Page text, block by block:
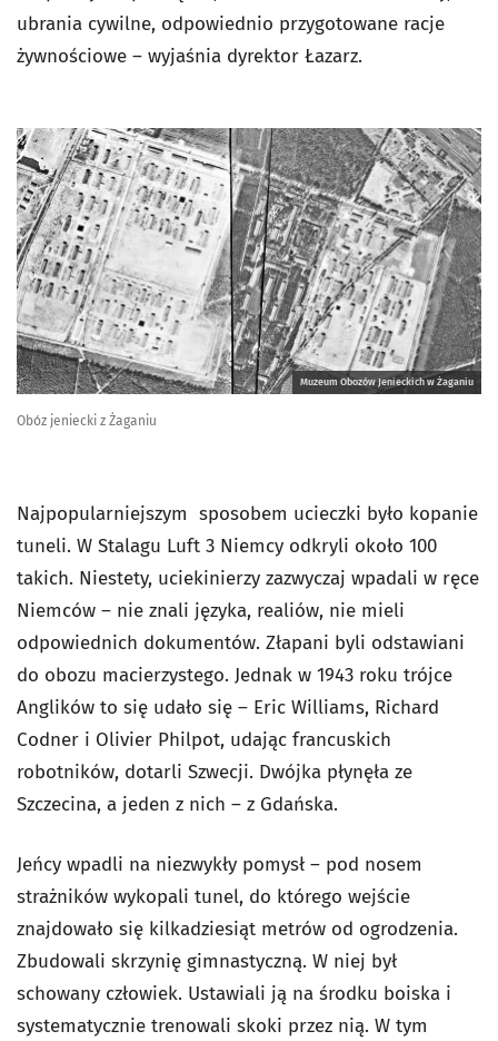
ubrania cywilne, odpowiednio przygotowane racje
żywnościowe – wyjaśnia dyrektor Łazarz.
Muzeum Obozów Jenieckich w Żaganiu
Obóz jeniecki z Żaganiu
Najpopularniejszym sposobem ucieczki było kopanie
tuneli. W Stalagu Luft 3 Niemcy odkryli około 100
takich. Niestety, uciekinierzy zazwyczaj wpadali w ręce
Niemców – nie znali języka, realiów, nie mieli
odpowiednich dokumentów. Złapani byli odstawiani
do obozu macierzystego. Jednak w 1943 roku trójce
Anglików to się udało się – Eric Williams, Richard
Codner i Olivier Philpot, udając francuskich
robotników, dotarli Szwecji. Dwójka płynęła ze
Szczecina, a jeden z nich – z Gdańska.
Jeńcy wpadli na niezwykły pomysł – pod nosem
strażników wykopali tunel, do którego wejście
znajdowało się kilkadziesiąt metrów od ogrodzenia.
Zbudowali skrzynię gimnastyczną. W niej był
schowany człowiek. Ustawiali ją na środku boiska i
systematycznie trenowali skoki przez nią. W tym